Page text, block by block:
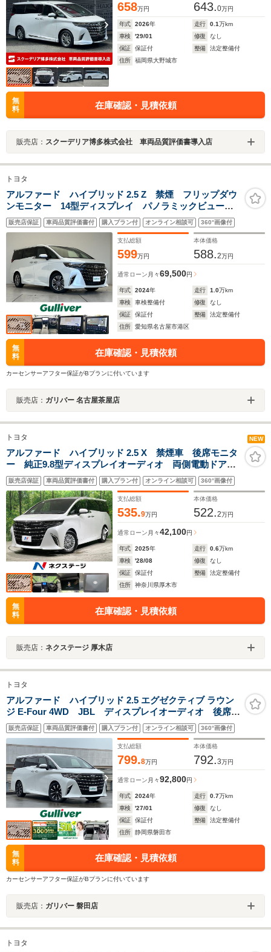
658万円 643.0万円
年式 2026年 走行 0.1万km
車検
'29/01 修復
なし
保証
保証付 整備
法定整備付
住所
福岡県大野城市
無
料
在庫確認・見積依頼
販売店： スクーデリア博多株式会社 車両品質評価書導入店
トヨタ
アルファード ハイブリッド 2.5 Z 禁煙 フリップダウ
ンモニター 14型ディスプレイ パノラミックビューモ
ニター 両側パワースライド トヨタチームメイト
TSS ワイヤレス充電 シートヒーター デジタルイン
販売店保証 車両品質評価書付 購入プラン付 オンライン相談可 360°画像付
支払総額
599万円
本体価格
588.2万円
通常ローン 月々69,500円
年式 2024年 走行 1.0万km
車検
車検整備付 修復
なし
保証
保証付 整備
法定整備付
住所
愛知県名古屋市港区
無
料
在庫確認・見積依頼
カーセンサーアフター保証がBプランに付いています
販売店： ガリバー 名古屋茶屋店
トヨタ NEW
アルファード ハイブリッド 2.5 X 禁煙車 後席モニタ
ー 純正9.8型ディスプレイオーディオ 両側電動ドア
全周囲カメラ 100V電源 セーフティセンス レーダー
クルーズ コーナーセンサー LEDヘッド ETC 純正
17インチアルミ
販売店保証 車両品質評価書付 購入プラン付 オンライン相談可 360°画像付
支払総額
535.9万円
本体価格
522.2万円
通常ローン 月々42,100円
年式 2025年 走行 0.6万km
車検
'28/08 修復
なし
保証
保証付 整備
法定整備付
住所
神奈川県厚木市
無
料
在庫確認・見積依頼
販売店： ネクステージ 厚木店
トヨタ
アルファード ハイブリッド 2.5 エグゼクティブ ラウン
ジ E-Four 4WD JBL ディスプレイオーディオ 後席モ
ニター ムーンルーフ 全方位 トヨタセーフティーセ
ンス BSM HUD ナッパレザー シートヒーター ベ
ンチレーション ステアリングヒーター ビルトイン
ETC
販売店保証 車両品質評価書付 購入プラン付 オンライン相談可 360°画像付
支払総額
799.8万円
本体価格
792.3万円
通常ローン 月々92,800円
年式 2024年 走行 0.7万km
車検
'27/01 修復
なし
保証
保証付 整備
法定整備付
住所
静岡県磐田市
無
料
在庫確認・見積依頼
カーセンサーアフター保証がBプランに付いています
販売店： ガリバー 磐田店
トヨタ